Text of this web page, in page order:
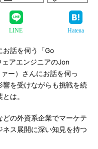
LINE Hatena
話を伺う「Go
アエンジニアのJon
ー）さんにお話を伺っ
響を受けながらも挑戦を続
は。
の外資系企業でマーケテ
ネス展開に深い知見を持つ